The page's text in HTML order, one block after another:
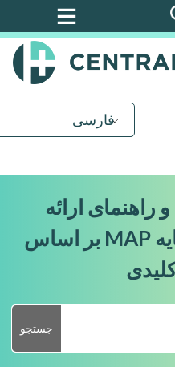
فارسی
جستجوی MAP و راهنمای ارائه
دهندگان خدمات پایه MAP بر اساس
جستجو